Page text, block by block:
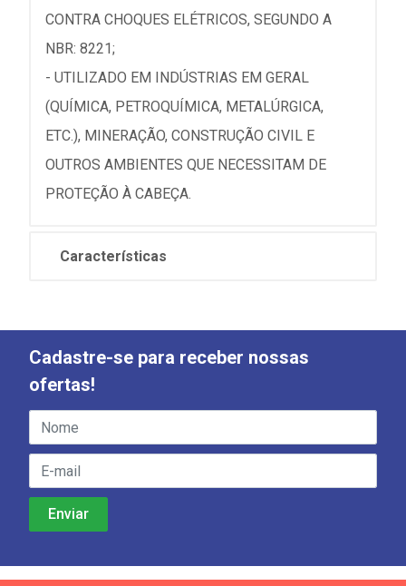
CONTRA CHOQUES ELÉTRICOS, SEGUNDO A
NBR: 8221;
- UTILIZADO EM INDÚSTRIAS EM GERAL
(QUÍMICA, PETROQUÍMICA, METALÚRGICA,
ETC.), MINERAÇÃO, CONSTRUÇÃO CIVIL E
OUTROS AMBIENTES QUE NECESSITAM DE
PROTEÇÃO À CABEÇA.
Características
Cadastre-se para receber nossas
ofertas!